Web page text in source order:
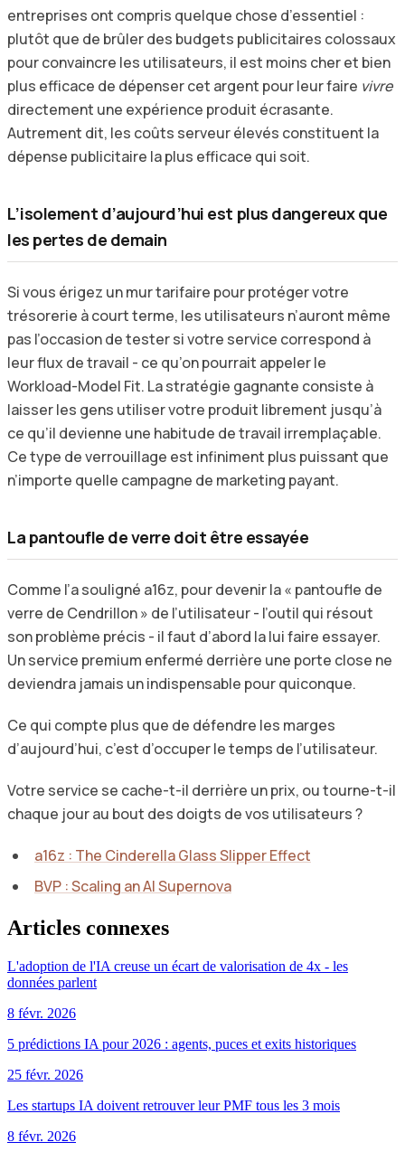
entreprises ont compris quelque chose d’essentiel :
plutôt que de brûler des budgets publicitaires colossaux
pour convaincre les utilisateurs, il est moins cher et bien
plus efficace de dépenser cet argent pour leur faire vivre
directement une expérience produit écrasante.
Autrement dit, les coûts serveur élevés constituent la
dépense publicitaire la plus efficace qui soit.
L’isolement d’aujourd’hui est plus dangereux que
les pertes de demain
Si vous érigez un mur tarifaire pour protéger votre
trésorerie à court terme, les utilisateurs n’auront même
pas l’occasion de tester si votre service correspond à
leur flux de travail - ce qu’on pourrait appeler le
Workload-Model Fit. La stratégie gagnante consiste à
laisser les gens utiliser votre produit librement jusqu’à
ce qu’il devienne une habitude de travail irremplaçable.
Ce type de verrouillage est infiniment plus puissant que
n’importe quelle campagne de marketing payant.
La pantoufle de verre doit être essayée
Comme l’a souligné a16z, pour devenir la « pantoufle de
verre de Cendrillon » de l’utilisateur - l’outil qui résout
son problème précis - il faut d’abord la lui faire essayer.
Un service premium enfermé derrière une porte close ne
deviendra jamais un indispensable pour quiconque.
Ce qui compte plus que de défendre les marges
d’aujourd’hui, c’est d’occuper le temps de l’utilisateur.
Votre service se cache-t-il derrière un prix, ou tourne-t-il
chaque jour au bout des doigts de vos utilisateurs ?
a16z : The Cinderella Glass Slipper Effect
BVP : Scaling an AI Supernova
Articles connexes
L'adoption de l'IA creuse un écart de valorisation de 4x - les
données parlent
8 févr. 2026
5 prédictions IA pour 2026 : agents, puces et exits historiques
25 févr. 2026
Les startups IA doivent retrouver leur PMF tous les 3 mois
8 févr. 2026